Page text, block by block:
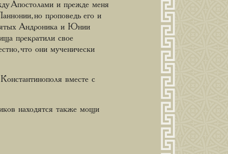
Апостолами и прежде меня
но проповедь его и
Андроника и Юнии
прекратили свое
что они мученически
вместе с
находятся также мощи